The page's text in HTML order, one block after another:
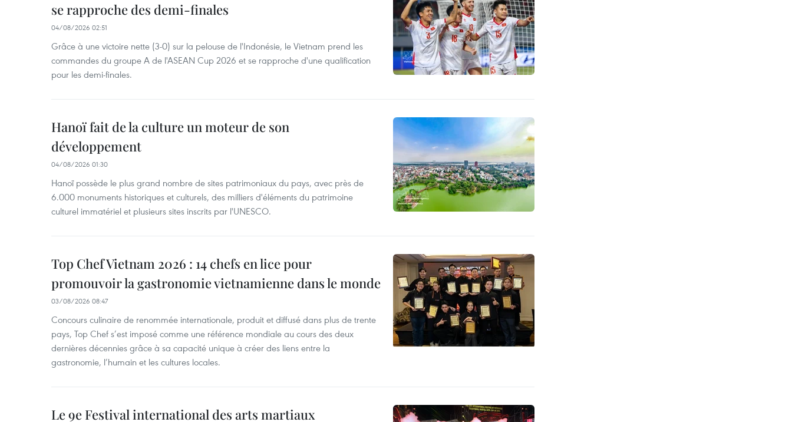
se rapproche des demi-finales
04/08/2026 02:51
Grâce à une victoire nette (3-0) sur la pelouse de l'Indonésie, le Vietnam prend les
commandes du groupe A de l'ASEAN Cup 2026 et se rapproche d'une qualification
pour les demi-finales.
Hanoï fait de la culture un moteur de son
développement
04/08/2026 01:30
Hanoï possède le plus grand nombre de sites patrimoniaux du pays, avec près de
6.000 monuments historiques et culturels, des milliers d'éléments du patrimoine
culturel immatériel et plusieurs sites inscrits par l'UNESCO.
Top Chef Vietnam 2026 : 14 chefs en lice pour
promouvoir la gastronomie vietnamienne dans le monde
03/08/2026 08:47
Concours culinaire de renommée internationale, produit et diffusé dans plus de trente
pays, Top Chef s’est imposé comme une référence mondiale au cours des deux
dernières décennies grâce à sa capacité unique à créer des liens entre la
gastronomie, l’humain et les cultures locales.
Le 9e Festival international des arts martiaux